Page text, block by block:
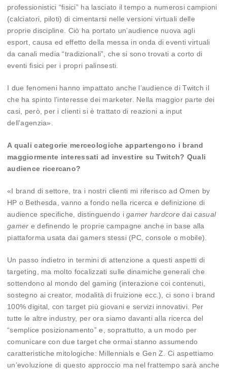
professionistici “fisici” ha lasciato il tempo a numerosi campioni
(calciatori, piloti) di cimentarsi nelle versioni virtuali delle
proprie discipline. Ciò ha portato un’audience nuova agli
esport, causa ed effetto della messa in onda di eventi virtuali
da canali media “tradizionali”, che si sono trovati a corto di
eventi fisici per i propri palinsesti.
I due fenomeni hanno impattato anche l’audience di Twitch il
che ha spinto l’interesse dei marketer. Nella maggior parte dei
casi, però, per i clienti si è trattato di reazioni a input
dell’agenzia».
A quali categorie merceologiche appartengono i brand
maggiormente interessati ad investire su Twitch? Quali
audience ricercano?
«I brand di settore, tra i nostri clienti mi riferisco ad Omen by
HP o Bethesda, vanno a fondo nella ricerca e definizione di
audience specifiche, distinguendo igamer hardcore daicasual
gamer e definendo le proprie campagne anche in base alla
piattaforma usata dai gamers stessi (PC, console o mobile).
Un passo indietro in termini di attenzione a questi aspetti di
targeting, ma molto focalizzati sulle dinamiche generali che
sottendono al mondo del gaming (interazione coi contenuti,
sostegno ai creator, modalità di fruizione ecc.), ci sono i brand
100% digital, con target più giovani e servizi innovativi. Per
tutte le altre industry, per ora siamo davanti alla ricerca del
“semplice posizionamento” e, soprattutto, a un modo per
comunicare con due target che ormai stanno assumendo
caratteristiche mitologiche: Millennials e Gen Z. Ci aspettiamo
un’evoluzione di questo approccio ma nel frattempo sarà anche